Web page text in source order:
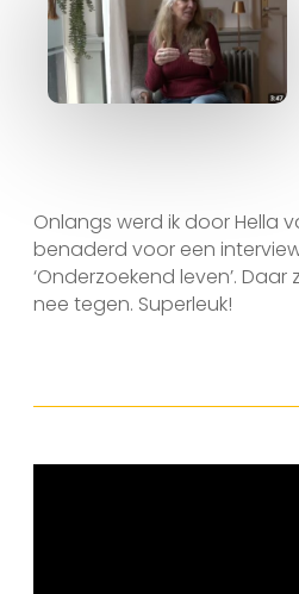
Onlangs werd ik door Hella
benaderd voor een
‘Onderzoekend leven’. Daar
nee tegen. Superleuk!